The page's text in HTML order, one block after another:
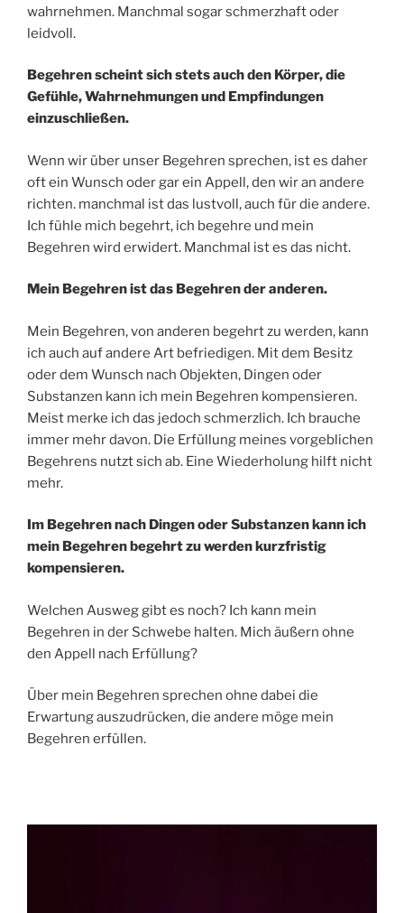
wahrnehmen. Manchmal sogar schmerzhaft oder
leidvoll.
Begehren scheint sich stets auch den Körper, die
Gefühle, Wahrnehmungen und Empfindungen
einzuschließen.
Wenn wir über unser Begehren sprechen, ist es daher
oft ein Wunsch oder gar ein Appell, den wir an andere
richten. manchmal ist das lustvoll, auch für die andere.
Ich fühle mich begehrt, ich begehre und mein
Begehren wird erwidert. Manchmal ist es das nicht.
Mein Begehren ist das Begehren der anderen.
Mein Begehren, von anderen begehrt zu werden, kann
ich auch auf andere Art befriedigen. Mit dem Besitz
oder dem Wunsch nach Objekten, Dingen oder
Substanzen kann ich mein Begehren kompensieren.
Meist merke ich das jedoch schmerzlich. Ich brauche
immer mehr davon. Die Erfüllung meines vorgeblichen
Begehrens nutzt sich ab. Eine Wiederholung hilft nicht
mehr.
Im Begehren nach Dingen oder Substanzen kann ich
mein Begehren begehrt zu werden kurzfristig
kompensieren.
Welchen Ausweg gibt es noch? Ich kann mein
Begehren in der Schwebe halten. Mich äußern ohne
den Appell nach Erfüllung?
Über mein Begehren sprechen ohne dabei die
Erwartung auszudrücken, die andere möge mein
Begehren erfüllen.